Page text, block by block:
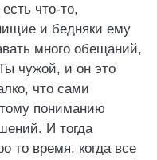
что-то,
и бедняки ему
много обещаний,
чужой, и он это
что сами
пониманию
И тогда
то время, когда все